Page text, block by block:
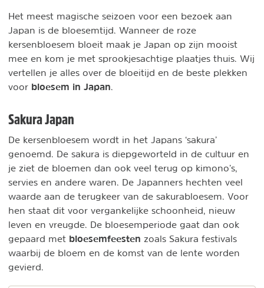
Het meest magische seizoen voor een bezoek aan
Japan is de bloesemtijd. Wanneer de roze
kersenbloesem bloeit maak je Japan op zijn mooist
mee en kom je met sprookjesachtige plaatjes thuis. Wij
vertellen je alles over de bloeitijd en de beste plekken
voor bloesem in Japan
Sakura Japan
De kersenbloesem wordt in het Japans ‘sakura’
genoemd. De sakura is diepgeworteld in de cultuur en
je ziet de bloemen dan ook veel terug op kimono’s,
servies en andere waren. De Japanners hechten veel
waarde aan de terugkeer van de sakurabloesem. Voor
hen staat dit voor vergankelijke schoonheid, nieuw
leven en vreugde. De bloesemperiode gaat dan ook
gepaard met bloesemfeesten zoals Sakura festivals
waarbij de bloem en de komst van de lente worden
gevierd.